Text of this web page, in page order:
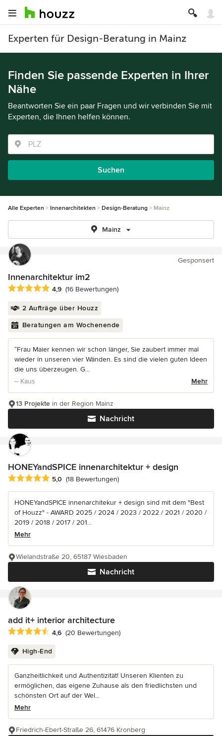
Experten für Design-Beratung in Mainz
Finden Sie passende Experten in Ihrer
Nähe
Beantworten Sie ein paar Fragen und wir verbinden Sie mit
Experten, die Ihnen helfen können.
Suchen
Alle Experten Innenarchitekten Design-Beratung Mainz
Mainz
Gesponsert
Innenarchitektur im2
Durchschnittliche Bewertung: 4.9 von 5 Sternen
4,9 (16 Bewertungen)
2 Aufträge über Houzz
Beratungen am Wochenende
“Frau Maier kennen wir schon länger, Sie zaubert immer mal
wieder in unseren vier Wänden. Es sind die vielen guten Ideen
die uns überzeugen. G...
– Kaus
Mehr
Nachricht
13 Projekte in der Region Mainz
HONEYandSPICE innenarchitektur + design
Durchschnittliche Bewertung: 5 von 5 Sternen
5,0 (18 Bewertungen)
HONEYandSPICE innenarchitekur + design sind mit dem "Best
of Houzz" - AWARD 2025 / 2024 / 2023 / 2022 / 2021 / 2020 /
2019 / 2018 / 2017 / 201...
Mehr
Nachricht
Wielandstraße 20, 65187 Wiesbaden
add it+ interior architecture
Durchschnittliche Bewertung: 4.6 von 5 Sternen
4,6 (20 Bewertungen)
High-End
Ganzheitlichkeit und Authentizität! Unseren Klienten zu
ermöglichen, das eigene Zuhause als den friedlichsten und
schönsten Ort auf der Wel...
Mehr
Friedrich-Ebert-Straße 26, 61476 Kronberg